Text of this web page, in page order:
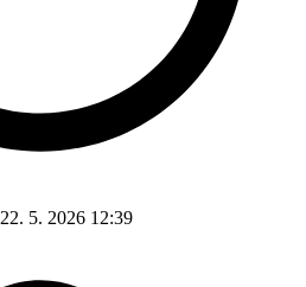
22. 5. 2026 12:39